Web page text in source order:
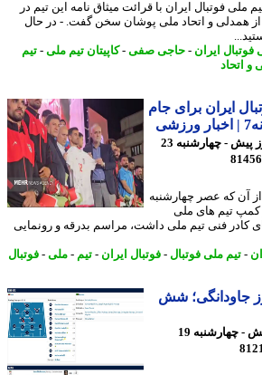
ایران با قرائت میثاق نامه این تیم در
و اتحاد ملی پوشان سخن گفت. - در ﺣﺎل
ایران - حاجی صفی-کاپیتان تیم ملی -تیم
ایران برای جام
88 روز پیش - چهارشنبه 23
که عصر چهارشنبه
تیم های ملی
فنی تیم ملی داشت، مراسم بدرقه و رونمایی
تیم ملی فوتبال-فوتبال ایران - تیم -ملی -فوتبال
شش
4 ماه پیش - چهارشنبه 19